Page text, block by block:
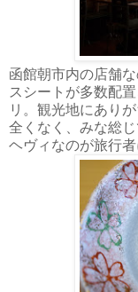
函館朝市内の店舗
スシートが多数配
リ。観光地にあり
全くなく、みな総
ヘヴィなのが旅行者